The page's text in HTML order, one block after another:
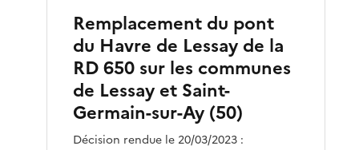
Remplacement du pont
du Havre de Lessay de la
RD 650 sur les communes
de Lessay et Saint-
Germain-sur-Ay (50)
Décision rendue le 20/03/2023 :